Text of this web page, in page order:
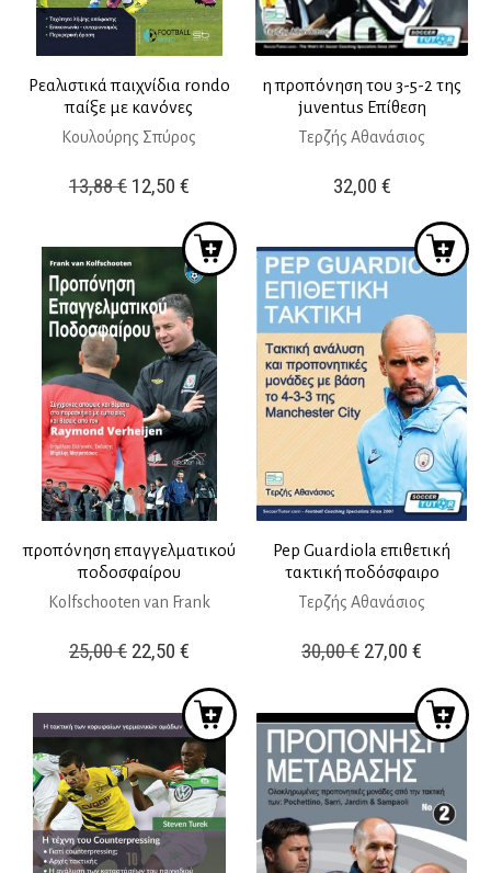
Ρεαλιστικά παιχνίδια rondo
παίξε με κανόνες
Κουλούρης Σπύρος
13,88€ Original
was:
13,88 €.
12,50 €Η
τιμή
είναι:
12,50 €.
η προπόνηση του 3-5-2 της
juventus Επίθεση
Τερζής Αθανάσιος
32,00 €
προπόνηση επαγγελματικού
ποδοσφαίρου
Kolfschooten van Frank
25,00€ Original
was:
25,00 €.
22,50 €Η
τιμή
είναι:
22,50 €.
Pep Guardiola επιθετική
τακτική ποδόσφαιρο
Τερζής Αθανάσιος
30,00€ Original
was:
30,00 €.
27,00€
τιμή
είναι: